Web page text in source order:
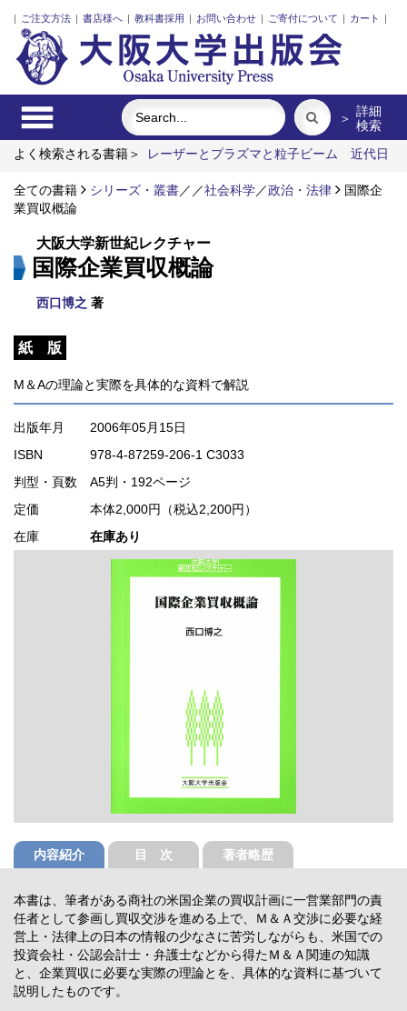
| ご注文方法 | 書店様へ | 教科書採用 | お問い合わせ | ご寄付について | カート |
＞ 詳細
検索
よく検索される書籍＞
レーザーとプラズマと粒子ビーム
近代日
正・昭和の細菌学者たち
街に拓く大学
全ての書籍 シリーズ・叢書／ ／社会科学／政治・法律
国際企
業買収概論
大阪大学新世紀レクチャー
国際企業買収概論
西口博之 著
紙 版
M＆Aの理論と実際を具体的な資料で解説
出版年月
2006年05月15日
ISBN
978-4-87259-206-1 C3033
判型・頁数 A5判・192ページ
定価
本体2,000円（税込2,200円）
在庫
在庫あり
内容紹介 目 次 著者略歴
本書は、筆者がある商社の米国企業の買収計画に一営業部門の責
任者として参画し買収交渉を進める上で、Ｍ＆Ａ交渉に必要な経
営上・法律上の日本の情報の少なさに苦労しながらも、米国での
投資会社・公認会計士・弁護士などから得たＭ＆Ａ関連の知識
と、企業買収に必要な実際の理論とを、具体的な資料に基づいて
説明したものです。